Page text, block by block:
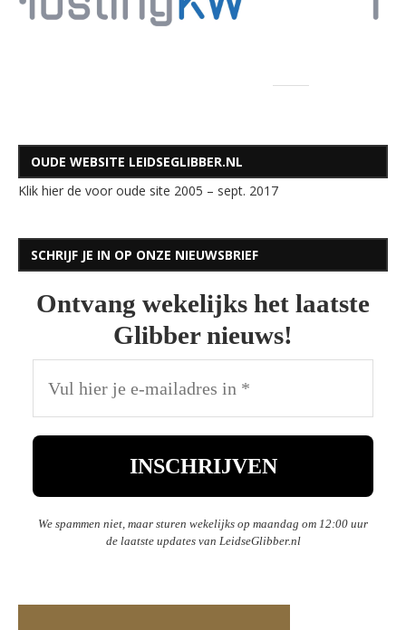
OUDE WEBSITE LEIDSEGLIBBER.NL
Klik hier de voor oude site 2005 – sept. 2017
SCHRIJF JE IN OP ONZE NIEUWSBRIEF
Ontvang wekelijks het laatste
Glibber nieuws!
We spammen niet, maar sturen wekelijks op maandag om 12:00 uur
de laatste updates van LeidseGlibber.nl